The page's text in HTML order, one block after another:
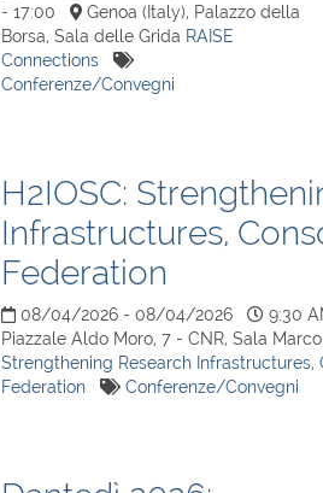
- 17:00
Genoa (Italy), Palazzo della
Borsa, Sala delle Grida RAISE
Connections
Conferenze/Convegni
H2IOSC:
Infrastructures,
Federation
08/04/2026 - 08/04/2026
9:30
Piazzale Aldo Moro, 7 - CNR, Sala
Strengthening Research Infrastructures,
Federation
Conferenze/Convegni